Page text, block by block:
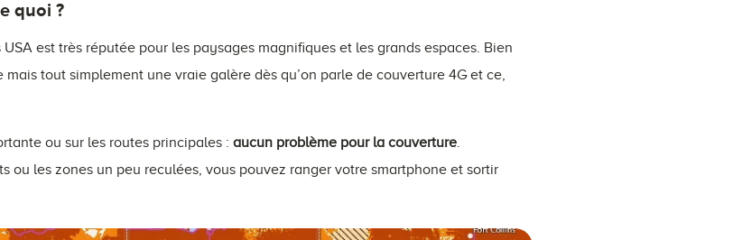
quoi ?
est très réputée pour les paysages magnifiques et les grands espaces. Bien
tout simplement une vraie galère dès qu’on parle de couverture 4G et ce,
ou sur les routes principales : aucun problème pour la couverture.
ou les zones un peu reculées, vous pouvez ranger votre smartphone et sortir